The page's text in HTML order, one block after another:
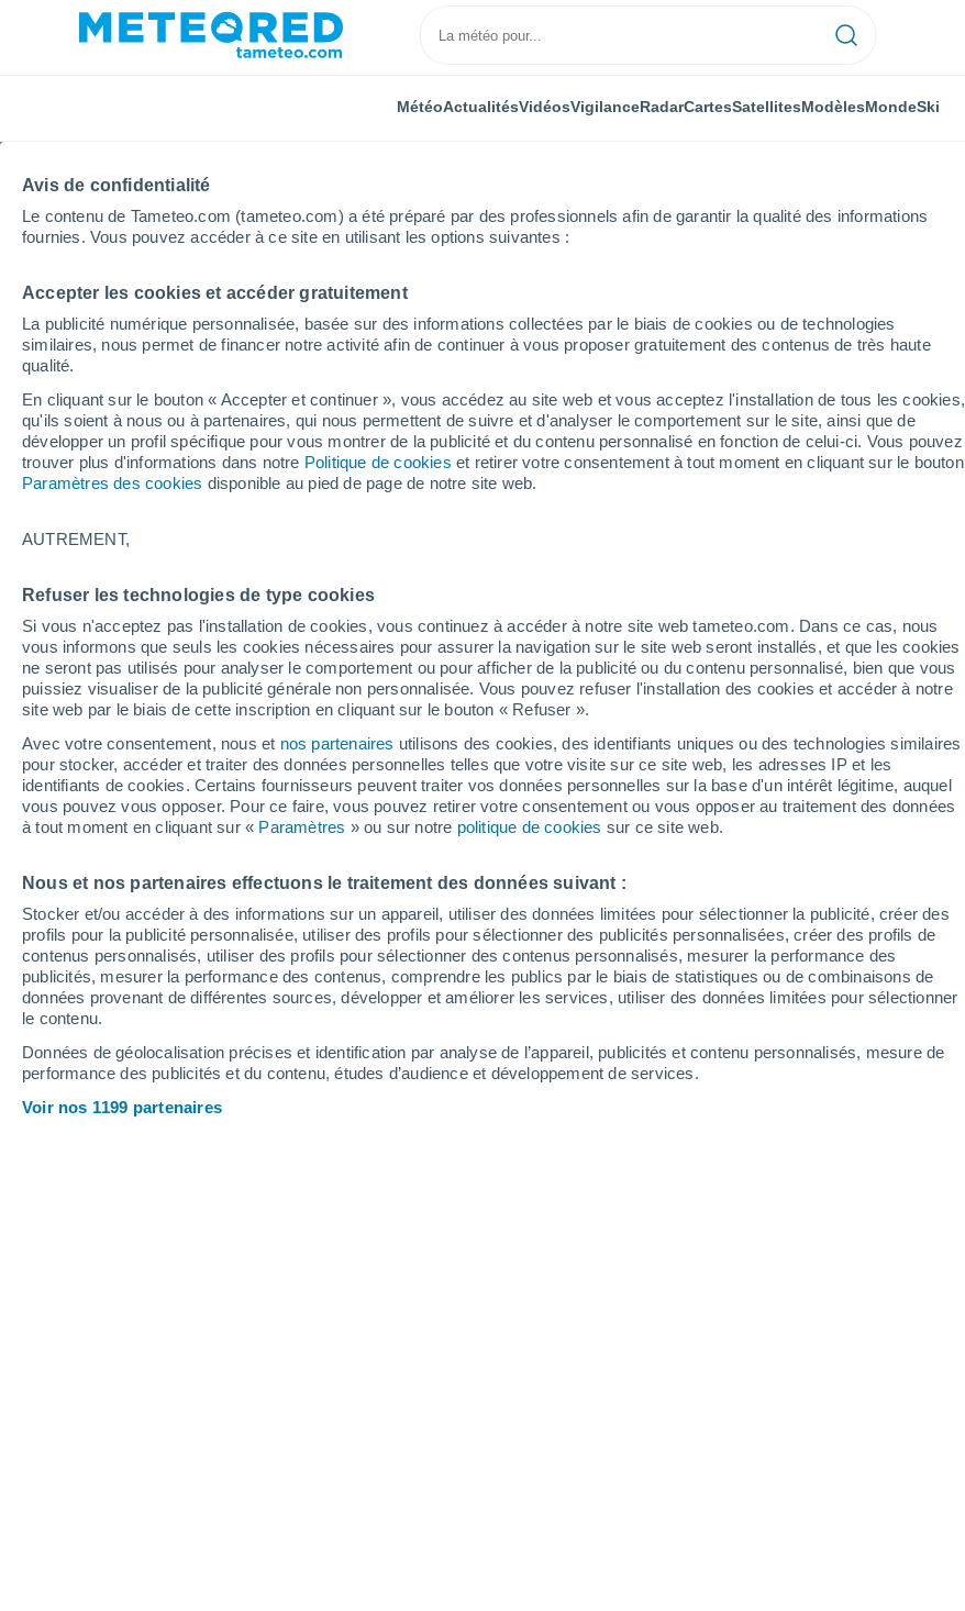
Avis de confidentialité
Le contenu de Tameteo.com (tameteo.com) a été préparé par des professionnels afin de garantir la qualité des informations
fournies. Vous pouvez accéder à ce site en utilisant les options suivantes :
Accepter les cookies et accéder gratuitement
La publicité numérique personnalisée, basée sur des informations collectées par le biais de cookies ou de technologies
similaires, nous permet de financer notre activité afin de continuer à vous proposer gratuitement des contenus de très haute
qualité.
En cliquant sur le bouton « Accepter et continuer », vous accédez au site web et vous acceptez l'installation de tous les cookies,
qu'ils soient à nous ou à partenaires, qui nous permettent de suivre et d'analyser le comportement sur le site, ainsi que de
développer un profil spécifique pour vous montrer de la publicité et du contenu personnalisé en fonction de celui-ci. Vous pouvez
trouver plus d'informations dans notre Politique de cookies et retirer votre consentement à tout moment en cliquant sur le bouton
Paramètres des cookies disponible au pied de page de notre site web.
AUTREMENT,
Refuser les technologies de type cookies
Si vous n'acceptez pas l'installation de cookies, vous continuez à accéder à notre site web tameteo.com. Dans ce cas, nous
vous informons que seuls les cookies nécessaires pour assurer la navigation sur le site web seront installés, et que les cookies
ne seront pas utilisés pour analyser le comportement ou pour afficher de la publicité ou du contenu personnalisé, bien que vous
puissiez visualiser de la publicité générale non personnalisée. Vous pouvez refuser l'installation des cookies et accéder à notre
site web par le biais de cette inscription en cliquant sur le bouton « Refuser ».
Avec votre consentement, nous et nos partenaires utilisons des cookies, des identifiants uniques ou des technologies similaires
pour stocker, accéder et traiter des données personnelles telles que votre visite sur ce site web, les adresses IP et les
identifiants de cookies. Certains fournisseurs peuvent traiter vos données personnelles sur la base d'un intérêt légitime, auquel
vous pouvez vous opposer. Pour ce faire, vous pouvez retirer votre consentement ou vous opposer au traitement des données
à tout moment en cliquant sur « Paramètres » ou sur notre politique de cookies sur ce site web.
Nous et nos partenaires effectuons le traitement des données suivant :
Stocker et/ou accéder à des informations sur un appareil, utiliser des données limitées pour sélectionner la publicité, créer des
profils pour la publicité personnalisée, utiliser des profils pour sélectionner des publicités personnalisées, créer des profils de
contenus personnalisés, utiliser des profils pour sélectionner des contenus personnalisés, mesurer la performance des
publicités, mesurer la performance des contenus, comprendre les publics par le biais de statistiques ou de combinaisons de
données provenant de différentes sources, développer et améliorer les services, utiliser des données limitées pour sélectionner
le contenu.
Données de géolocalisation précises et identification par analyse de l’appareil, publicités et contenu personnalisés, mesure de
performance des publicités et du contenu, études d’audience et développement de services.
Voir nos 1199 partenaires
MétéoActualitésVidéosVigilanceRadarCartesSatellitesModèlesMondeSki
Accueil États-Unis État du Texas Silverton Mountain
Fermée
Silverton Mountain
Ouverture
Il manque 132 jours
Fermeture
Aujourd´hui
7 Août
Demain
8 Août
Dimanche
9 Août
Bulletin enneigement pour aujourd'hui
Pistes par niveau de difficulté 0 0 0 69
Kilomètres skiables - / 1
Pistes ouvertes 0 / 69
Remontées 0 / 1
État de la neige
Epaisseur de neige au sommet -
Tyoe de neige à la base
Tyoe de neige au sommet
Hauteur de neige